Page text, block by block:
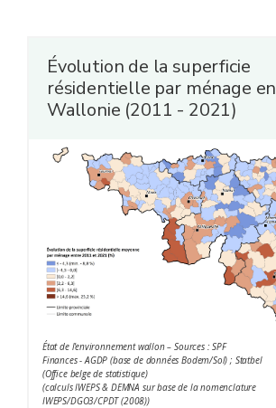
Évolution de la superficie
résidentielle par ménage en
Wallonie (2011 - 2021)
État de l'environnement wallon – Sources : SPF
Finances - AGDP (base de données Bodem/Sol) ; Statbel
(Office belge de statistique)
(calculs IWEPS & DEMNA sur base de la nomenclature
IWEPS/DGO3/CPDT (2008))